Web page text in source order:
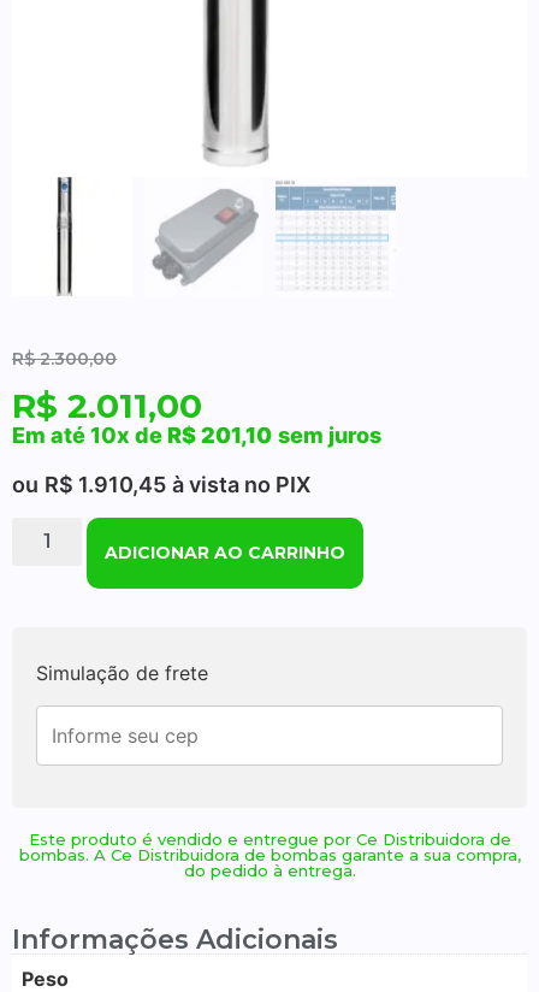
R$2.300,00
R$ 2.011,00
Em até 10x deR$201,10 sem juros
ou R$ 1.910,45 à vista no PIX
ADICIONAR AO CARRINHO
Simulação de frete
Este produto é vendido e entregue por Ce Distribuidora de
bombas. A Ce Distribuidora de bombas garante a sua compra,
do pedido à entrega.
Informações Adicionais
Peso